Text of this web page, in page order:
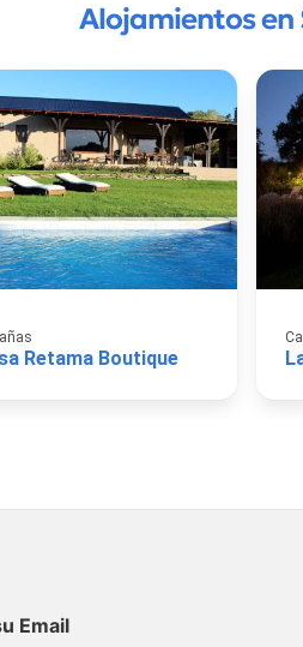
Alojamientos en
Retama Boutique
Email